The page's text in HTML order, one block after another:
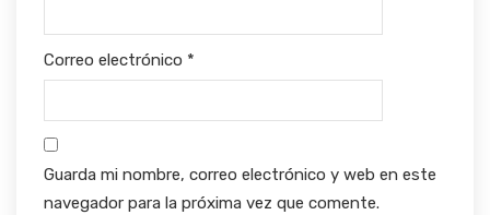
Correo electrónico *
Guarda mi nombre, correo electrónico y web en este
navegador para la próxima vez que comente.